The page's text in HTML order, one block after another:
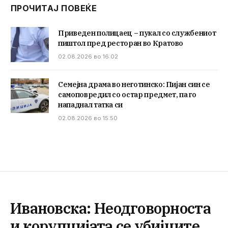
ПРОЧИТАЈ ПОВЕЌЕ
Приведен полицаец – пукал со службениот
пиштол пред ресторан во Кратово
02.08.2026 во 16:02
Семејна драма во неготинско: Пијан син се
самоповредил со остар предмет, па го
нападнал татка си
02.08.2026 во 15:50
Ивановска: Неодговорноста